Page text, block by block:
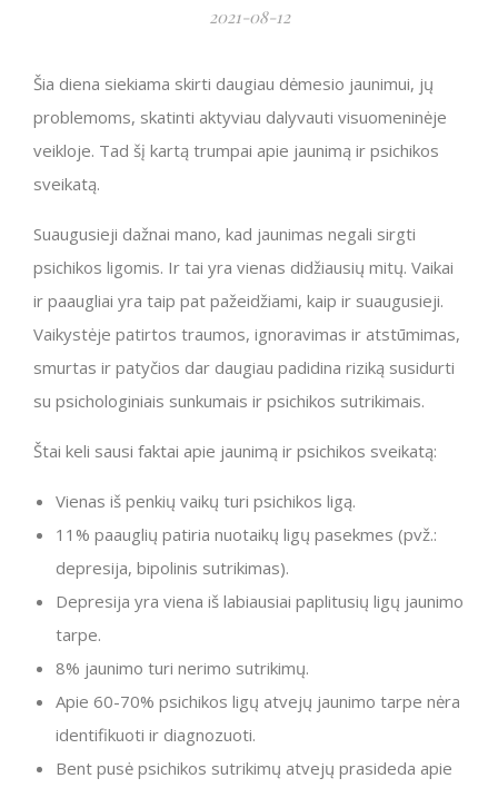
2021-08-12
Šia diena siekiama skirti daugiau dėmesio jaunimui, jų
problemoms, skatinti aktyviau dalyvauti visuomeninėje
veikloje. Tad šį kartą trumpai apie jaunimą ir psichikos
sveikatą.
Suaugusieji dažnai mano, kad jaunimas negali sirgti
psichikos ligomis. Ir tai yra vienas didžiausių mitų. Vaikai
ir paaugliai yra taip pat pažeidžiami, kaip ir suaugusieji.
Vaikystėje patirtos traumos, ignoravimas ir atstūmimas,
smurtas ir patyčios dar daugiau padidina riziką susidurti
su psichologiniais sunkumais ir psichikos sutrikimais.
Štai keli sausi faktai apie jaunimą ir psichikos sveikatą:
Vienas iš penkių vaikų turi psichikos ligą.
11% paauglių patiria nuotaikų ligų pasekmes (pvž.:
depresija, bipolinis sutrikimas).
Depresija yra viena iš labiausiai paplitusių ligų jaunimo
tarpe.
8% jaunimo turi nerimo sutrikimų.
Apie 60-70% psichikos ligų atvejų jaunimo tarpe nėra
identifikuoti ir diagnozuoti.
Bent pusė psichikos sutrikimų atvejų prasideda apie